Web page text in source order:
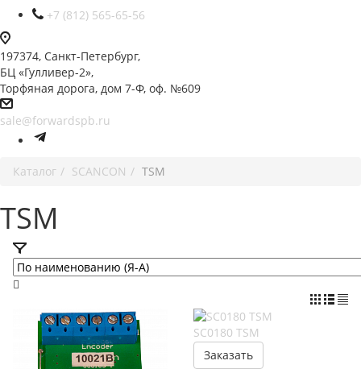
+7 (812) 565-65-56
197374, Санкт-Петербург,
БЦ «Гулливер-2»,
Торфяная дорога, дом 7-Ф, оф. №609
sale@forwardspb.ru
Каталог SCANCON TSM
TSM
SC0180 TSM
Заказать